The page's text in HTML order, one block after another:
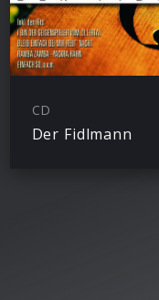
CD
Der Fidlmann